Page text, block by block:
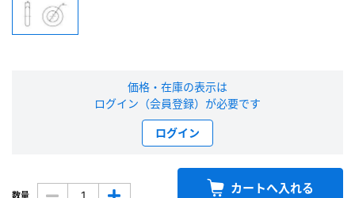
価格・在庫の表示は
ログイン（会員登録）が必要です
ログイン
数量 カートへ入れる
新規会員登録（無料）
※新規会員登録をお申し込み頂いてから本登録となるまで、数日間かかる場合
があります。また当社の判断によりお断りする場合があります。
会員の方はこちら